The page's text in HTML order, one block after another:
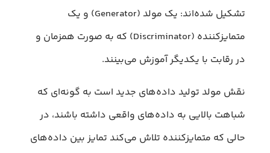
تشکیل شده‌اند: یک مولد (Generator) و یک
متمایزکننده (Discriminator) که به صورت همزمان و
در رقابت با یکدیگر آموزش می‌بینند.
نقش مولد تولید داده‌های جدید است به گونه‌ای که
شباهت بالایی به داده‌های واقعی داشته باشند، در
حالی که متمایزکننده تلاش می‌کند تمایز بین داده‌های